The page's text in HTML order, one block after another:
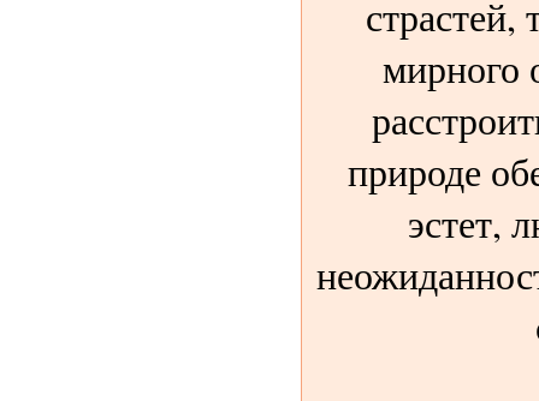
страстей,
мирного
природе
эстет,